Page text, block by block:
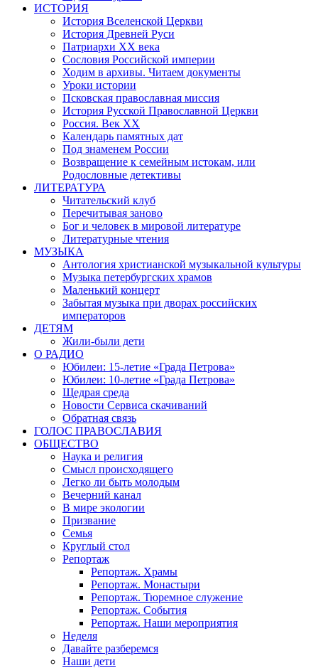
ИСТОРИЯ
История Вселенской Церкви
История Древней Руси
Патриархи XX века
Сословия Российской империи
Ходим в архивы. Читаем документы
Уроки истории
Псковская православная миссия
История Русской Православной Церкви
Россия. Век ХХ
Календарь памятных дат
Под знаменем России
Возвращение к семейным истокам, или
Родословные детективы
ЛИТЕРАТУРА
Читательский клуб
Перечитывая заново
Бог и человек в мировой литературе
Литературные чтения
МУЗЫКА
Антология христианской музыкальной культуры
Музыка петербургских храмов
Маленький концерт
Забытая музыка при дворах российских
императоров
ДЕТЯМ
Жили-были дети
О РАДИО
Юбилеи: 15-летие «Града Петрова»
Юбилеи: 10-летие «Града Петрова»
Щедрая среда
Новости Сервиса скачиваний
Обратная связь
ГОЛОС ПРАВОСЛАВИЯ
ОБЩЕСТВО
Наука и религия
Смысл происходящего
Легко ли быть молодым
Вечерний канал
В мире экологии
Призвание
Семья
Круглый стол
Репортаж
Репортаж. Храмы
Репортаж. Монастыри
Репортаж. Тюремное служение
Репортаж. События
Репортаж. Наши мероприятия
Неделя
Давайте разберемся
Наши дети